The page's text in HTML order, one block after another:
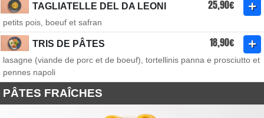
TAGLIATELLE DEL DA LEONI 25,90€
petits pois, boeuf et safran
TRIS DE PÂTES 18,90€
lasagne (viande de porc et de boeuf), tortellinis panna e prosciutto et
pennes napoli
PÂTES FRAÎCHES